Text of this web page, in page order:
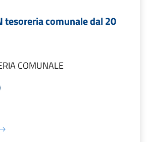
tesoreria comunale dal 20
COMUNALE